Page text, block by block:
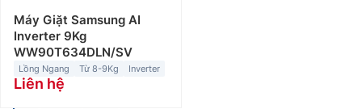
Máy Giặt Samsung AI
Inverter 9Kg
WW90T634DLN/SV
Lồng Ngang Từ 8-9Kg Inverter
Liên hệ